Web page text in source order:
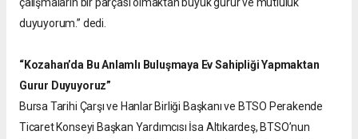
duyuyorum.” dedi.
“Kozahan’da Bu Anlamlı Buluşmaya Ev Sahipliği Yapmaktan
Gurur Duyuyoruz”
Bursa Tarihi Çarşı ve Hanlar Birliği Başkanı ve BTSO Perakende
Ticaret Konseyi Başkan Yardımcısı İsa Altıkardeş, BTSO’nun